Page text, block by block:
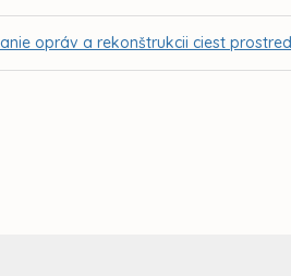
opráv a rekonštrukcii ciest